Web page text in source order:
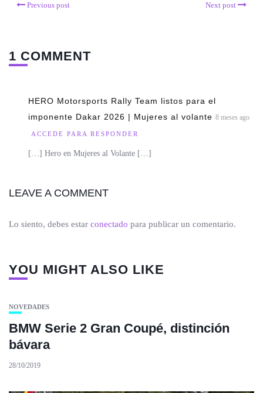
Previous post Next post
1 COMMENT
HERO Motorsports Rally Team listos para el
imponente Dakar 2026 | Mujeres al volante 8 meses ago
ACCEDE PARA RESPONDER
[…] Hero en Mujeres al Volante […]
LEAVE A COMMENT
Lo siento, debes estar conectado para publicar un comentario.
YOU MIGHT ALSO LIKE
NOVEDADES
BMW Serie 2 Gran Coupé, distinción
bávara
28/10/2019